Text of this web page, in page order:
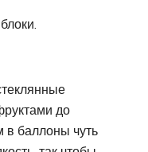
до
в баллоны чуть